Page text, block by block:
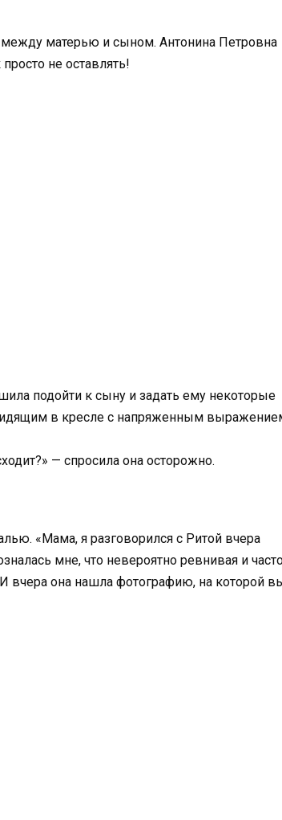
между матерью и сыном. Антонина Петровна
не оставлять!
подойти к сыну и задать ему некоторые
в кресле с напряженным
— спросила она осторожно.
«Мама, я разговорился с Ритой вчера
мне, что невероятно ревнивая и
вчера она нашла фотографию, на которой